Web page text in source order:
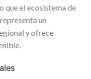
que el ecosistema de
un
y ofrece